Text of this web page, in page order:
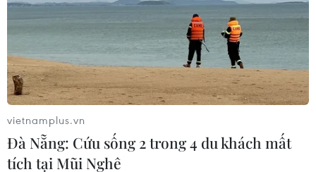
vietnamplus.vn
Đà Nẵng: Cứu sống 2 trong 4 du khách mất
tích tại Mũi Nghê